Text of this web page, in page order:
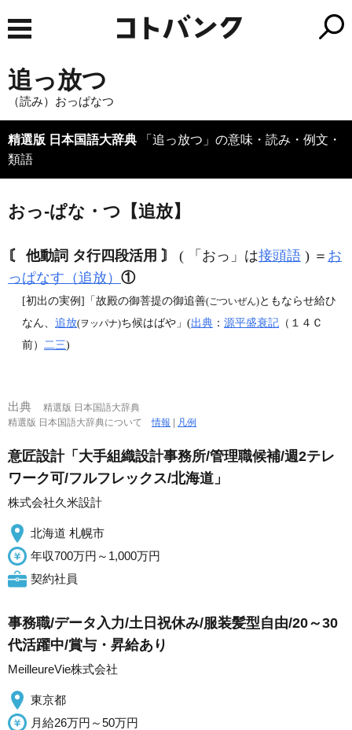
追っ放つ
（読み）おっぱなつ
精選版 日本国語大辞典 「追っ放つ」の意味・読み・例文・
類語
おっ‐ぱな・つ【追放】
〘 他動詞 タ行四段活用 〙 ( 「おっ」は接頭語 ) ＝ お
っぱなす（追放） ①
[初出の実例]「故殿の御菩提の御追善(ごついぜん)ともならせ給ひ
なん、 追放(ヲッパナ)ち候はばや」(出典 ： 源平盛衰記 （１４Ｃ
前）
二三)
出典
精選版 日本国語大辞典
精選版 日本国語大辞典について情報 凡例
意匠設計「大手組織設計事務所/管理職候補/週2テレ
ワーク可/フルフレックス/北海道」
株式会社久米設計
北海道 札幌市
年収700万円～1,000万円
契約社員
事務職/データ入力/土日祝休み/服装髪型自由/20～30
代活躍中/賞与・昇給あり
MeilleureVie株式会社
東京都
月給26万円～50万円